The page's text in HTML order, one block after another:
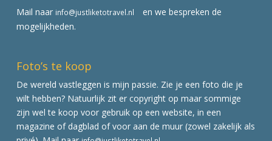
Mail naar info@justliketotravel.nl
en we bespreken de
mogelijkheden.
Foto’s te koop
De wereld vastleggen is mijn passie. Zie je een foto die je
wilt hebben? Natuurlijk zit er copyright op maar sommige
zijn wel te koop voor gebruik op een website, in een
magazine of dagblad of voor aan de muur (zowel zakelijk als